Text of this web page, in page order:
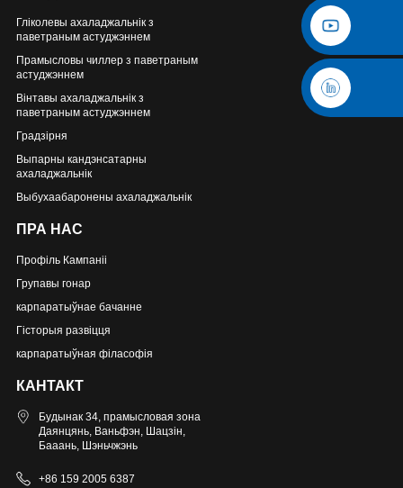
Гліколевы ахаладжальнік з
паветраным астуджэннем
Прамысловы чиллер з паветраным
астуджэннем
Вінтавы ахаладжальнік з
паветраным астуджэннем
Градзірня
Выпарны кандэнсатарны
ахаладжальнік
Выбухаабаронены ахаладжальнік
ПРА НАС
Профіль Кампаніі
Групавы гонар
карпаратыўнае бачанне
Гісторыя развіцця
карпаратыўная філасофія
КАНТАКТ
Будынак 34, прамысловая зона
Даянцянь, Ваньфэн, Шацзін,
Бааань, Шэньчжэнь
+86 159 2005 6387